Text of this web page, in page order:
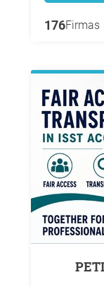
176Firmas
PETICIÓN DE MIEMBROS Y